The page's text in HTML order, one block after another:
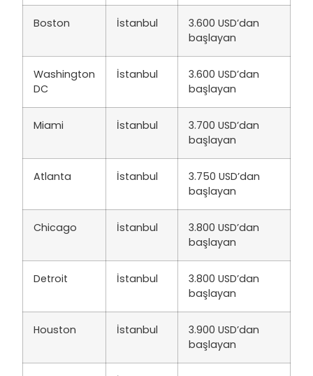
Boston İstanbul
3.600 USD’dan
başlayan
Washington
DC
İstanbul
3.600 USD’dan
başlayan
Miami İstanbul
3.700 USD’dan
başlayan
Atlanta İstanbul
3.750 USD’dan
başlayan
Chicago İstanbul
3.800 USD’dan
başlayan
Detroit İstanbul
3.800 USD’dan
başlayan
Houston İstanbul
3.900 USD’dan
başlayan